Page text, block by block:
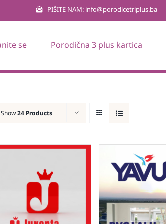
PIŠITE NAM: info@porodicetriplus.ba
se Porodična 3 plus kartica
Show24 Products